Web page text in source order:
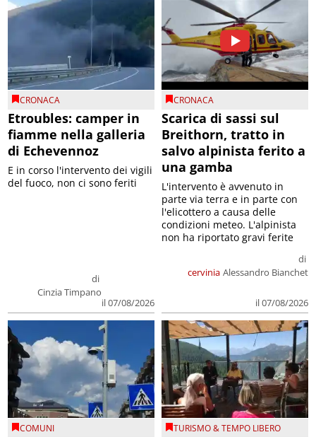
CRONACA
Etroubles: camper in
fiamme nella galleria
di Echevennoz
di
Cinzia Timpano
il 07/08/2026
E in corso l'intervento dei vigili
del fuoco, non ci sono feriti
CRONACA
Scarica di sassi sul
Breithorn, tratto in
salvo alpinista ferito a
una gamba
cervinia
di
Alessandro Bianchet
il 07/08/2026
L'intervento è avvenuto in
parte via terra e in parte con
l'elicottero a causa delle
condizioni meteo. L'alpinista
non ha riportato gravi ferite
COMUNI TURISMO & TEMPO LIBERO